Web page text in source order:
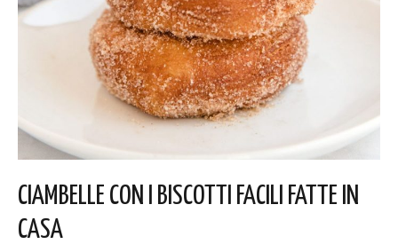
CIAMBELLE CON I BISCOTTI FACILI FATTE IN
CASA